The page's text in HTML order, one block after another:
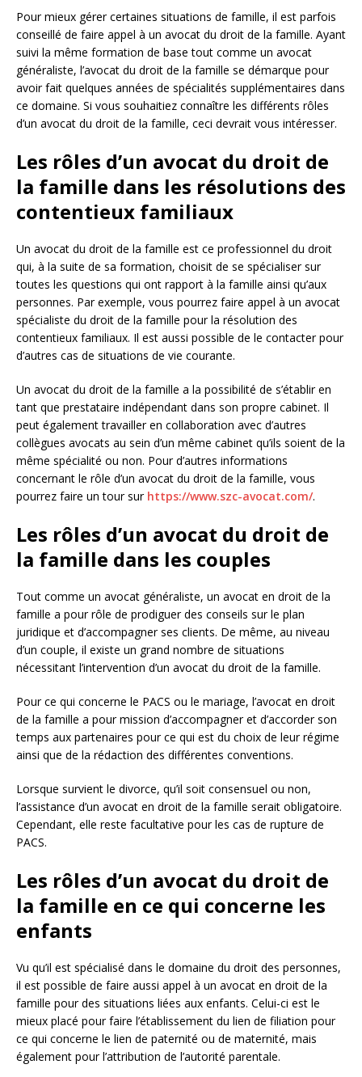
Pour mieux gérer certaines situations de famille, il est parfois
conseillé de faire appel à un avocat du droit de la famille. Ayant
suivi la même formation de base tout comme un avocat
généraliste, l’avocat du droit de la famille se démarque pour
avoir fait quelques années de spécialités supplémentaires dans
ce domaine. Si vous souhaitiez connaître les différents rôles
d’un avocat du droit de la famille, ceci devrait vous intéresser.
Les rôles d’un avocat du droit de
la famille dans les résolutions des
contentieux familiaux
Un avocat du droit de la famille est ce professionnel du droit
qui, à la suite de sa formation, choisit de se spécialiser sur
toutes les questions qui ont rapport à la famille ainsi qu’aux
personnes. Par exemple, vous pourrez faire appel à un avocat
spécialiste du droit de la famille pour la résolution des
contentieux familiaux. Il est aussi possible de le contacter pour
d’autres cas de situations de vie courante.
Un avocat du droit de la famille a la possibilité de s’établir en
tant que prestataire indépendant dans son propre cabinet. Il
peut également travailler en collaboration avec d’autres
collègues avocats au sein d’un même cabinet qu’ils soient de la
même spécialité ou non. Pour d’autres informations
concernant le rôle d’un avocat du droit de la famille, vous
pourrez faire un tour sur https://www.szc-avocat.com/.
Les rôles d’un avocat du droit de
la famille dans les couples
Tout comme un avocat généraliste, un avocat en droit de la
famille a pour rôle de prodiguer des conseils sur le plan
juridique et d’accompagner ses clients. De même, au niveau
d’un couple, il existe un grand nombre de situations
nécessitant l’intervention d’un avocat du droit de la famille.
Pour ce qui concerne le PACS ou le mariage, l’avocat en droit
de la famille a pour mission d’accompagner et d’accorder son
temps aux partenaires pour ce qui est du choix de leur régime
ainsi que de la rédaction des différentes conventions.
Lorsque survient le divorce, qu’il soit consensuel ou non,
l’assistance d’un avocat en droit de la famille serait obligatoire.
Cependant, elle reste facultative pour les cas de rupture de
PACS.
Les rôles d’un avocat du droit de
la famille en ce qui concerne les
enfants
Vu qu’il est spécialisé dans le domaine du droit des personnes,
il est possible de faire aussi appel à un avocat en droit de la
famille pour des situations liées aux enfants. Celui-ci est le
mieux placé pour faire l’établissement du lien de filiation pour
ce qui concerne le lien de paternité ou de maternité, mais
également pour l’attribution de l’autorité parentale.